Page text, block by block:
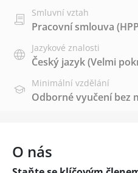
Smluvní vztah
Pracovní smlouva
Jazykové znalosti
Český jazyk(Velmi
Minimální vzdělání
Odborné vyučení bez
O nás